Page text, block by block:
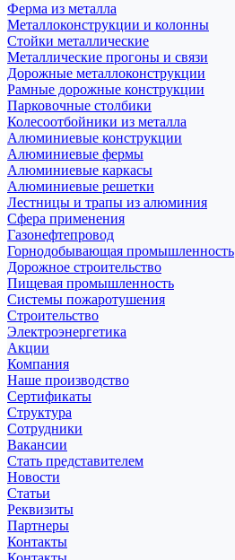
Ферма из металла
Металлоконструкции и колонны
Стойки металлические
Металлические прогоны и связи
Дорожные металлоконструкции
Рамные дорожные конструкции
Парковочные столбики
Колесоотбойники из металла
Алюминиевые конструкции
Алюминиевые фермы
Алюминиевые каркасы
Алюминиевые решетки
Лестницы и трапы из алюминия
Сфера применения
Газонефтепровод
Горнодобывающая промышленность
Дорожное строительство
Пищевая промышленность
Системы пожаротушения
Строительство
Электроэнергетика
Акции
Компания
Наше производство
Сертификаты
Структура
Сотрудники
Вакансии
Стать представителем
Новости
Статьи
Реквизиты
Партнеры
Контакты